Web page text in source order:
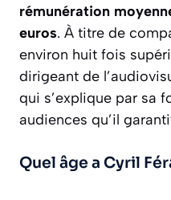
rémunération
euros. À titre de
environ huit fois
dirigeant de
qui s’explique par sa
audiences qu’il
Quel âge a Cyril